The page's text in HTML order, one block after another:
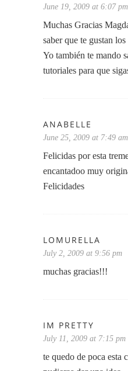
June 19, 2009 at 6:07 pm
Muchas Gracias
saber que te gustan
Yo también te mando
tutoriales para que
ANABELLE
June 25, 2009 at 7:49 am
Felicidas por esta
encantadoo muy
Felicidades
LOMURELLA
July 2, 2009 at 9:56 pm
muchas gracias!!!
IM PRETTY
July 11, 2009 at 7:15 pm
te quedo de poca esta